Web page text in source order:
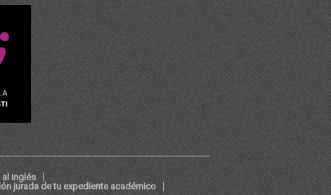
inglés
jurada de tu expediente académico